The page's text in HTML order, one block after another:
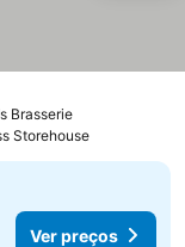
BrasserieVer preços
Storehouse
Ver preços